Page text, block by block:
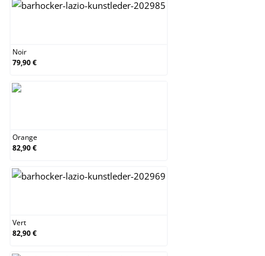
Noir
79,90 €
Orange
82,90 €
Vert
82,90 €